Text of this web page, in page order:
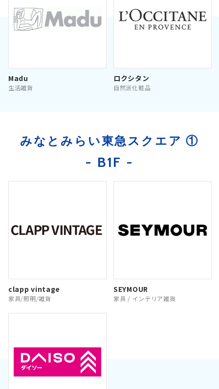
Madu
生活雑貨
ロクシタン
自然派化粧品
みなとみらい東急スクエア ①
- B1F -
clapp vintage
家具/照明/雑貨
SEYMOUR
家具 / インテリア雑貨